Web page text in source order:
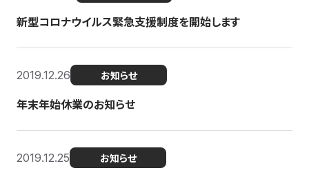
新型コロナウイルス緊急支援制度を開始します
2019.12.26 お知らせ
年末年始休業のお知らせ
2019.12.25 お知らせ